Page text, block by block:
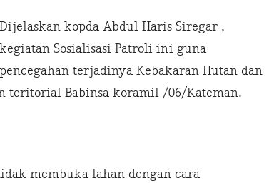
Dijelaskan kopda Abdul Haris Siregar ,
kegiatan Sosialisasi Patroli ini guna
pencegahan terjadinya Kebakaran Hutan dan
teritorial Babinsa koramil /06/Kateman.
membuka lahan dengan cara